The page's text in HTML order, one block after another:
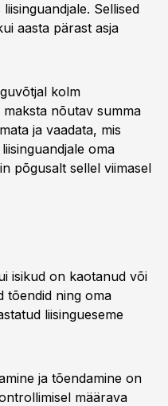
Sellised
aasta pärast asja
kolm
nõutav summa
ja vaadata, mis
oma
põgusalt sellel viimasel
isikud on kaotanud või
tõendid ning oma
liisingueseme
ja tõendamine on
määrava